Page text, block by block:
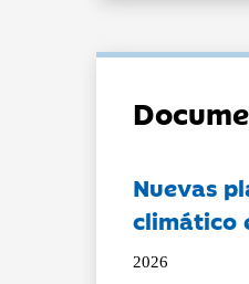
Nuevas
climático
2026